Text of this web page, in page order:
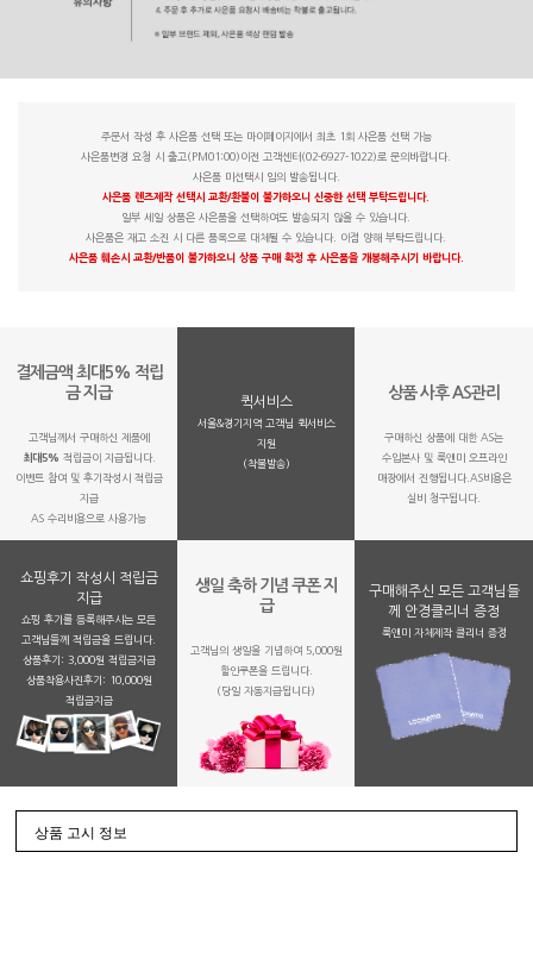
주문서 작성 후 사은품 선택 또는 마이페이지에서 최초 1회 사은품 선택 가능
사은품변경 요청 시 출고(PM01:00)이전 고객센터(02-6927-1022)로 문의바랍니다.
사은품 미선택시 임의 발송됩니다.
사은품 렌즈제작 선택시 교환/환불이 불가하오니 신중한 선택 부탁드립니다.
일부 세일 상품은 사은품을 선택하여도 발송되지 않을 수 있습니다.
사은품은 재고 소진 시 다른 품목으로 대체될 수 있습니다. 이점 양해 부탁드립니다.
사은품 훼손시 교환/반품이 불가하오니 상품 구매 확정 후 사은품을 개봉해주시기 바랍니다.
결제금액 최대5% 적립
금 지급
고객님께서 구매하신 제품에
최대5% 적립금이 지급됩니다.
이벤트 참여 및 후기작성시 적립금
지급
AS 수리비용으로 사용가능
퀵서비스
서울&경기지역 고객님 퀵서비스
지원
(착불발송)
상품 사후 AS관리
구매하신 상품에 대한 AS는
수입본사 및 룩앤미 오프라인
매장에서 진행됩니다.AS비용은
실비 청구됩니다.
쇼핑후기 작성시 적립금
지급
쇼핑 후기를 등록해주시는 모든
고객님들께 적립금을 드립니다.
상품후기: 3,000원 적립금지급
상품착용사진후기: 10,000원
적립금지금
생일 축하 기념 쿠폰 지
급
고객님의 생일을 기념하여 5,000원
할인쿠폰을 드립니다.
(당일 자동지급됩니다)
구매해주신 모든 고객님들
께 안경클리너 증정
룩앤미 자체제작 클리너 증정
상품 고시 정보